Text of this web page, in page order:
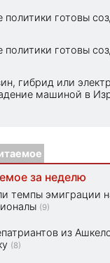
политики готовы
политики готовы
гибрид или
машиной в
за неделю
темпы эмиграции
(9)
из
(8)